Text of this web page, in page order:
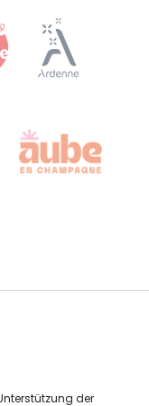
Est
an
der